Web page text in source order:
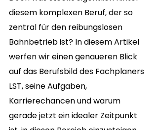
diesem komplexen Beruf, der so
zentral für den reibungslosen
Bahnbetrieb ist? In diesem Artikel
werfen wir einen genaueren Blick
auf das Berufsbild des Fachplaners
LST, seine Aufgaben,
Karrierechancen und warum
gerade jetzt ein idealer Zeitpunkt